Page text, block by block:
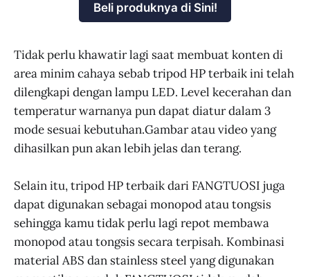
Beli produknya di Sini!
Tidak perlu khawatir lagi saat membuat konten di
area minim cahaya sebab tripod HP terbaik ini telah
dilengkapi dengan lampu LED. Level kecerahan dan
temperatur warnanya pun dapat diatur dalam 3
mode sesuai kebutuhan.Gambar atau video yang
dihasilkan pun akan lebih jelas dan terang.
Selain itu, tripod HP terbaik dari FANGTUOSI juga
dapat digunakan sebagai monopod atau tongsis
sehingga kamu tidak perlu lagi repot membawa
monopod atau tongsis secara terpisah. Kombinasi
material ABS dan stainless steel yang digunakan